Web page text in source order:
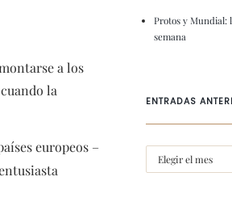
a los
la
europeos –
Protos y Mundial:
semana
ENTRADAS